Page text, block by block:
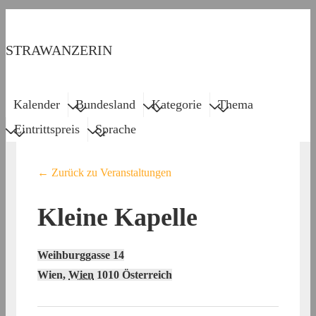
Inhalt
STRAWANZERIN
Main
Kalender Bundesland Kategorie
Thema
Eintrittspreis
Sprache
← Zurück zu Veranstaltungen
Kleine Kapelle
Weihburggasse 14
Wien, Wien 1010 Österreich